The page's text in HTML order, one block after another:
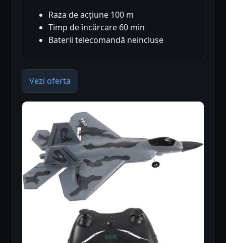
Raza de acțiune 100 m
Timp de încărcare 60 min
Baterii telecomandă neincluse
Vezi oferta